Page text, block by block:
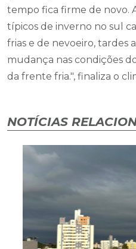
tempo fica firme de novo.
típicos de inverno no sul
frias e de nevoeiro, tardes
mudança nas condições
da frente fria.", finaliza o
NOTÍCIAS